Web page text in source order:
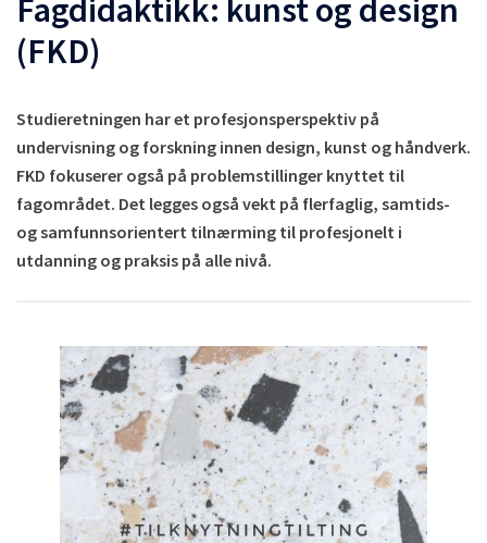
Fagdidaktikk: kunst og design
(FKD)
Studieretningen har et profesjonsperspektiv på
undervisning og forskning innen design, kunst og håndverk.
FKD fokuserer også på problemstillinger knyttet til
fagområdet. Det legges også vekt på flerfaglig, samtids-
og samfunnsorientert tilnærming til profesjonelt i
utdanning og praksis på alle nivå.